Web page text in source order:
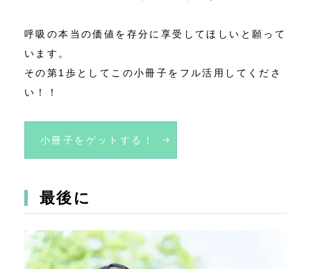
呼吸の本当の価値を存分に享受してほしいと願って
います。
その第1歩としてこの小冊子をフル活用してくださ
い！！
小冊子をゲットする！
最後に